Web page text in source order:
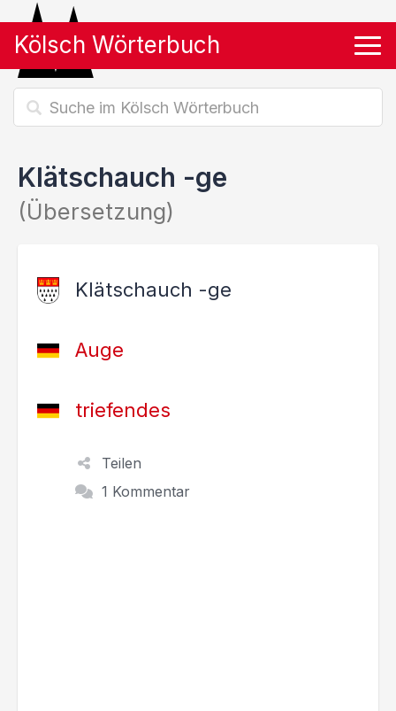
Kölsch Wörterbuch
Klätschauch -ge
(Übersetzung)
Klätschauch -ge
Auge
triefendes
Teilen
1 Kommentar